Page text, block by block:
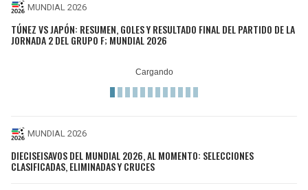
MUNDIAL 2026
TÚNEZ VS JAPÓN: RESUMEN, GOLES Y RESULTADO FINAL DEL PARTIDO DE LA
JORNADA 2 DEL GRUPO F; MUNDIAL 2026
MUNDIAL 2026
DIECISEISAVOS DEL MUNDIAL 2026, AL MOMENTO: SELECCIONES
CLASIFICADAS, ELIMINADAS Y CRUCES